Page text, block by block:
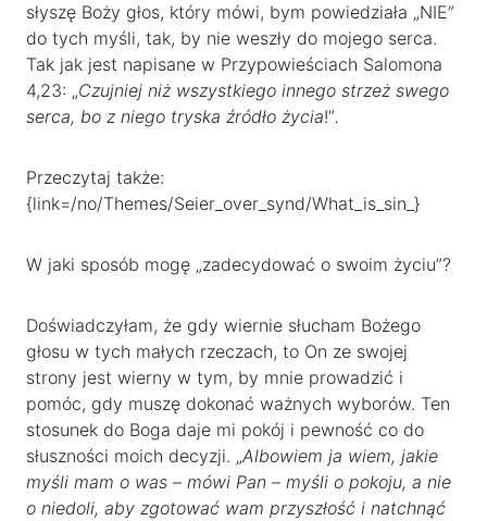
słyszę Boży głos, który mówi, bym powiedziała „NIE”
do tych myśli, tak, by nie weszły do mojego serca.
Tak jak jest napisane w Przypowieściach Salomona
4,23: „Czujniej niż wszystkiego innego strzeż swego
serca, bo z niego tryska źródło życia!”.
Przeczytaj także:
{link=/no/Themes/Seier_over_synd/What_is_sin_}
W jaki sposób mogę „zadecydować o swoim życiu”?
Doświadczyłam, że gdy wiernie słucham Bożego
głosu w tych małych rzeczach, to On ze swojej
strony jest wierny w tym, by mnie prowadzić i
pomóc, gdy muszę dokonać ważnych wyborów. Ten
stosunek do Boga daje mi pokój i pewność co do
słuszności moich decyzji. „Albowiem ja wiem, jakie
myśli mam o was – mówi Pan – myśli o pokoju, a nie
o niedoli, aby zgotować wam przyszłość i natchnąć